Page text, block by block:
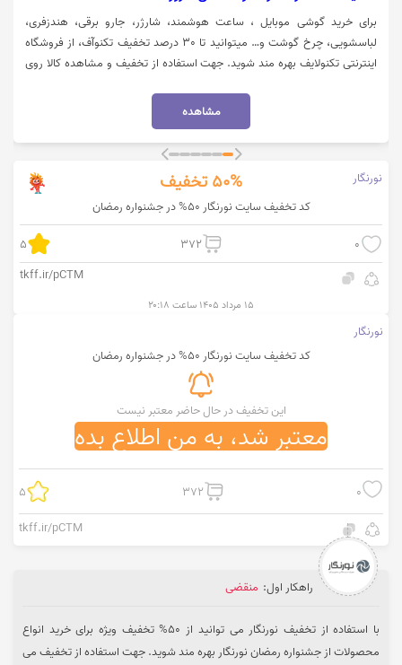
برای خرید گوشی موبایل ، ساعت هوشمند، شارژر، جارو برقی، هندزفری،
لباسشویی، چرخ گوشت و… میتوانید تا 30 درصد تخفیف تکنوآف، از فروشگاه
اینترنتی تکنولایف بهره مند شوید. جهت استفاده از تخفیف و مشاهده کالا روی
مشاهده
نورنگار 50% تخفیف
کد تخفیف سایت نورنگار 50% در جشنواره رمضان
0
372
5
tkff.ir/pCTM
۱۵ مرداد ۱۴۰۵ ساعت ۲۰:۱۸
نورنگار
کد تخفیف سایت نورنگار 50% در جشنواره رمضان
این تخفیف در حال حاضر معتبر نیست
معتبر شد، به من اطلاع بده
0
372
5
tkff.ir/pCTM
راهکار اول: منقضی
با استفاده از تخفیف نورنگار می توانید از 50% تخفیف ویژه برای خرید انواع
محصولات از جشنواره رمضان نورنگار بهره مند شوید. جهت استفاده از تخفیف می